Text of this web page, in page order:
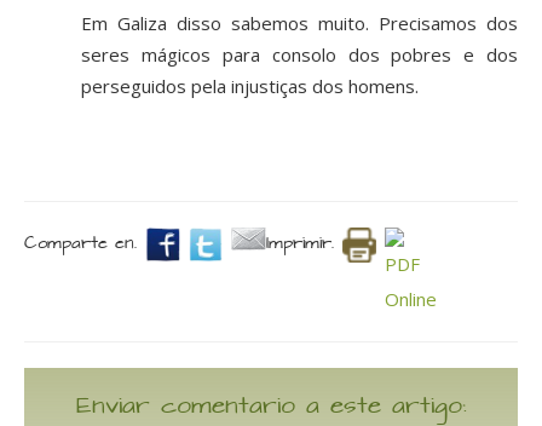
Em Galiza disso sabemos muito. Precisamos dos
seres mágicos para consolo dos pobres e dos
perseguidos pela injustiças dos homens.
Comparte en. Imprimir.
Enviar comentario a este artigo: